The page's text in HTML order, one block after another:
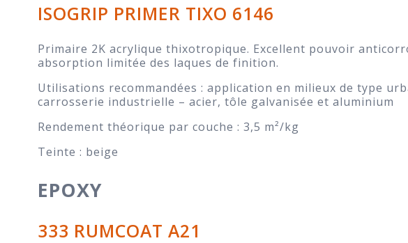
ISOGRIP PRIMER TIXO 6146
Primaire 2K acrylique thixotropique. Excellent pouvoir
absorption limitée des laques de finition.
Utilisations recommandées : application en milieux de type
carrosserie industrielle – acier, tôle galvanisée et aluminium
Rendement théorique par couche : 3,5 m²/kg
Teinte : beige
EPOXY
333 RUMCOAT A21